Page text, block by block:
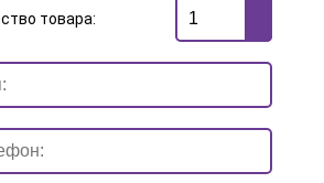
товара: